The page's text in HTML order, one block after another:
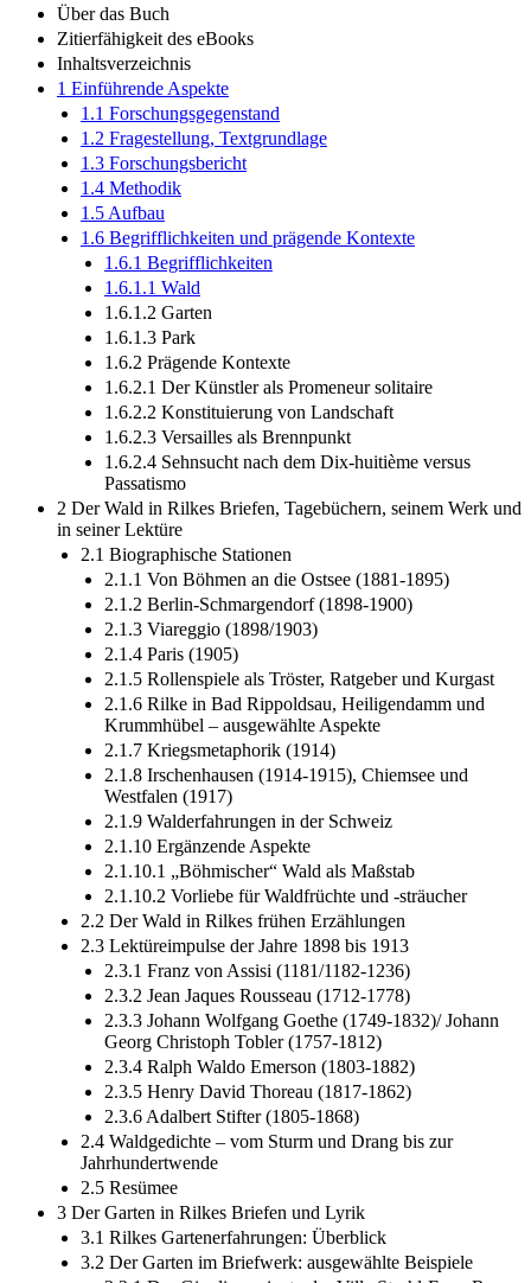
Über das Buch
Zitierfähigkeit des eBooks
Inhaltsverzeichnis
1 Einführende Aspekte
1.1 Forschungsgegenstand
1.2 Fragestellung, Textgrundlage
1.3 Forschungsbericht
1.4 Methodik
1.5 Aufbau
1.6 Begrifflichkeiten und prägende Kontexte
1.6.1 Begrifflichkeiten
1.6.1.1 Wald
1.6.1.2 Garten
1.6.1.3 Park
1.6.2 Prägende Kontexte
1.6.2.1 Der Künstler als Promeneur solitaire
1.6.2.2 Konstituierung von Landschaft
1.6.2.3 Versailles als Brennpunkt
1.6.2.4 Sehnsucht nach dem Dix-­huitième versus
Passatismo
2 Der Wald in Rilkes Briefen, Tagebüchern, seinem Werk und
in seiner Lektüre
2.1 Biographische Stationen
2.1.1 Von Böhmen an die Ostsee (1881-­1895)
2.1.2 Berlin-­Schmargendorf (1898-­1900)
2.1.3 Viareggio (1898/1903)
2.1.4 Paris (1905)
2.1.5 Rollenspiele als Tröster, Ratgeber und Kurgast
2.1.6 Rilke in Bad Rippoldsau, Heiligendamm und
Krummhübel – ausgewählte Aspekte
2.1.7 Kriegsmetaphorik (1914)
2.1.8 Irschenhausen (1914-­1915), Chiemsee und
Westfalen (1917)
2.1.9 Walderfahrungen in der Schweiz
2.1.10 Ergänzende Aspekte
2.1.10.1 „Böhmischer“ Wald als Maßstab
2.1.10.2 Vorliebe für Waldfrüchte und -­sträucher
2.2 Der Wald in Rilkes frühen Erzählungen
2.3 Lektüreimpulse der Jahre 1898 bis 1913
2.3.1 Franz von Assisi (1181/1182-­1236)
2.3.2 Jean Jaques Rousseau (1712-­1778)
2.3.3 Johann Wolfgang Goethe (1749-­1832)/ Johann
Georg Christoph Tobler (1757-­1812)
2.3.4 Ralph Waldo Emerson (1803-­1882)
2.3.5 Henry David Thoreau (1817-­1862)
2.3.6 Adalbert Stifter (1805-­1868)
2.4 Waldgedichte – vom Sturm und Drang bis zur
Jahrhundertwende
2.5 Resümee
3 Der Garten in Rilkes Briefen und Lyrik
3.1 Rilkes Gartenerfahrungen: Überblick
3.2 Der Garten im Briefwerk: ausgewählte Beispiele